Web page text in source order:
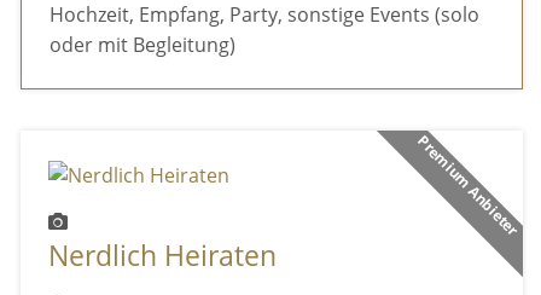
Hochzeit, Empfang, Party, sonstige Events (solo
oder mit Begleitung)
Premium Anbieter
Nerdlich Heiraten